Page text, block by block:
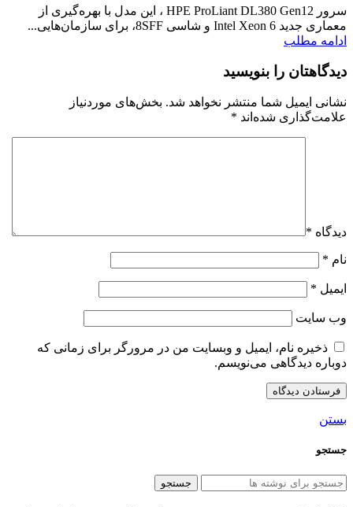
سرور HPE ProLiant DL380 Gen12 ، این مدل با بهره‌گیری از
معماری جدید Intel Xeon 6 و شاسی 8SFF، برای سازمان‌هایی...
ادامه مطلب
دیدگاهتان را بنویسید
نشانی ایمیل شما منتشر نخواهد شد. بخش‌های موردنیاز
علامت‌گذاری شده‌اند *
دیدگاه *
نام *
ایمیل *
وب‌ سایت
ذخیره نام، ایمیل و وبسایت من در مرورگر برای زمانی که
دوباره دیدگاهی می‌نویسم.
بستن
جستجو
جستجو